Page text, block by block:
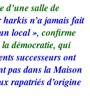
d’une salle de
n’a jamais fait
local », confirme
démocratie, qui
successeurs ont
pas dans la Maison
rapatriés d’origine